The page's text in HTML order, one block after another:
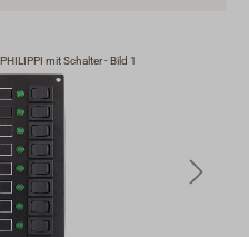
mit Schalter - Bild 1